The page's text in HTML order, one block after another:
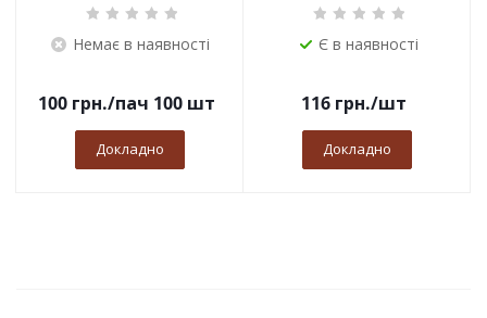
Немає в наявності
100грн./пач 100 шт
Докладно
Є в наявності
116грн./шт
Докладно